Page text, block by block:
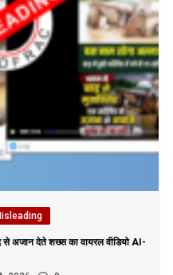
से अजान देते शख्स का वायरल वीडियो AI-